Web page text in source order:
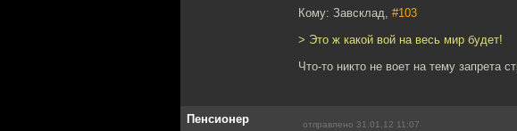
Кому: Завсклад, #103
> Это ж какой вой на весь мир будет!
Что-то никто не воет на тему запрета
Пенсионер отправлено 31.01.12 11:07